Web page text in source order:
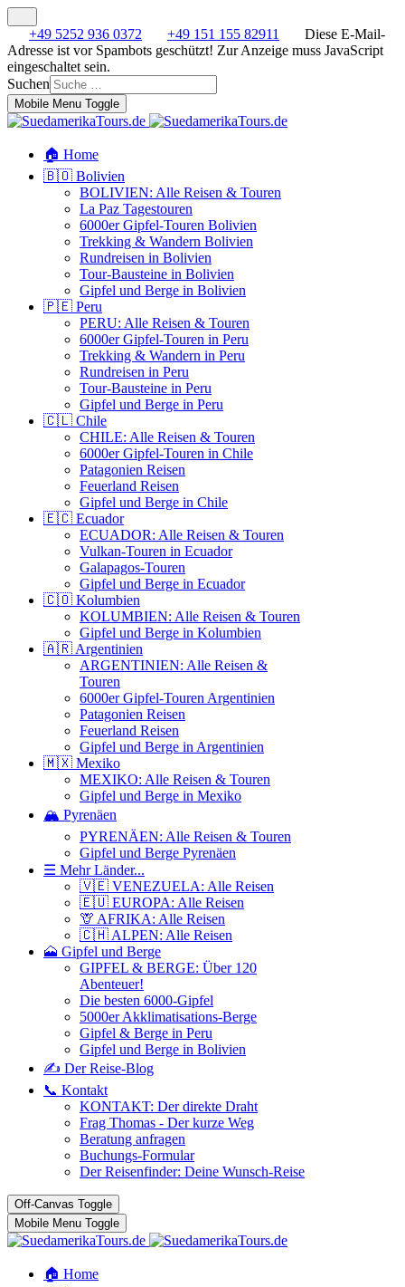
+49 5252 936 0372 +49 151 155 82911
Diese E-Mail-
Adresse ist vor Spambots geschützt! Zur Anzeige muss JavaScript
eingeschaltet sein.
Suchen
Mobile Menu Toggle
🏠 Home
🇧🇴 Bolivien
BOLIVIEN: Alle Reisen & Touren
La Paz Tagestouren
6000er Gipfel-Touren Bolivien
Trekking & Wandern Bolivien
Rundreisen in Bolivien
Tour-Bausteine in Bolivien
Gipfel und Berge in Bolivien
🇵🇪 Peru
PERU: Alle Reisen & Touren
6000er Gipfel-Touren in Peru
Trekking & Wandern in Peru
Rundreisen in Peru
Tour-Bausteine in Peru
Gipfel und Berge in Peru
🇨🇱 Chile
CHILE: Alle Reisen & Touren
6000er Gipfel-Touren in Chile
Patagonien Reisen
Feuerland Reisen
Gipfel und Berge in Chile
🇪🇨 Ecuador
ECUADOR: Alle Reisen & Touren
Vulkan-Touren in Ecuador
Galapagos-Touren
Gipfel und Berge in Ecuador
🇨🇴 Kolumbien
KOLUMBIEN: Alle Reisen & Touren
Gipfel und Berge in Kolumbien
🇦🇷 Argentinien
ARGENTINIEN: Alle Reisen &
Touren
6000er Gipfel-Touren Argentinien
Patagonien Reisen
Feuerland Reisen
Gipfel und Berge in Argentinien
🇲🇽 Mexiko
MEXIKO: Alle Reisen & Touren
Gipfel und Berge in Mexiko
🏔️ Pyrenäen
PYRENÄEN: Alle Reisen & Touren
Gipfel und Berge Pyrenäen
☰ Mehr Länder...
🇻🇪 VENEZUELA: Alle Reisen
🇪🇺 EUROPA: Alle Reisen
🦒 AFRIKA: Alle Reisen
🇨🇭 ALPEN: Alle Reisen
🗻 Gipfel und Berge
GIPFEL & BERGE: Über 120
Abenteuer!
Die besten 6000-Gipfel
5000er Akklimatisations-Berge
Gipfel & Berge in Peru
Gipfel und Berge in Bolivien
✍️ Der Reise-Blog
📞 Kontakt
KONTAKT: Der direkte Draht
Frag Thomas - Der kurze Weg
Beratung anfragen
Buchungs-Formular
Der Reisenfinder: Deine Wunsch-Reise
Off-Canvas Toggle
Mobile Menu Toggle
🏠 Home